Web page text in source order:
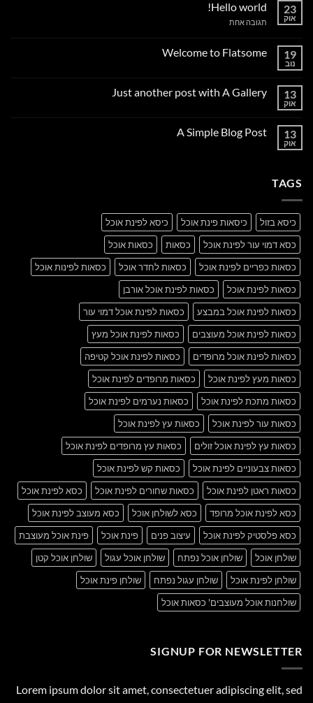
23
אוק
Hello world!
תגובה אחתעל
19
נוב
Welcome to Flatsome
Welcome
13
אוק
Just another post with A Gallery
Just
13
אוק
A Simple Blog Post
TAGS
כיסא בזול כיסאות פינת אוכל
כיסא לפינת אוכל
כסא דמוי עור לפינת אוכל
כסאות
כסאות אוכל
כסאות כפריים לפינת אוכל
כסאות לחדר אוכל
כסאות לפינות אוכל
כסאות לפינת אוכל
כסאות לפינת אוכל אורבן
כסאות לפינת אוכל במבצע
כסאות לפינת אוכל דמוי עור
כסאות לפינת אוכל מעוצבים
כסאות לפינת אוכל מעץ
כסאות לפינת אוכל מרופדים
כסאות לפינת אוכל קטיפה
כסאות מעץ לפינת אוכל
כסאות מרופדים לפינת אוכל
כסאות מתכת לפינת אוכל
כסאות נערמים לפינת אוכל
כסאות עור לפינת אוכל
כסאות עץ לפינת אוכל
כסאות עץ לפינת אוכל זולים
כסאות עץ מרופדים לפינת אוכל
כסאות צבעוניים לפינת אוכל
כסאות קש לפינת אוכל
כסאות ראטן לפינת אוכל
כסאות שחורים לפינת אוכל
כסא לפינת אוכל
כסא לפינת אוכל מרופד
כסא לשולחן אוכל
כסא מעוצב לפינת אוכל
כסא פלסטיק לפינת אוכל
עיצוב פנים פינת אוכל
פינת אוכל מעוצבת
שולחן אוכל
שולחן אוכל נפתח שולחן אוכל עגול
שולחן אוכל קטן
שולחן לפינת אוכל
שולחן עגול נפתח
שולחן פינת אוכל
שולחנות אוכל מעוצבים' כסאות אוכל
SIGNUP FOR NEWSLETTER
Lorem ipsum dolor sit amet, consectetuer adipiscing elit, sed